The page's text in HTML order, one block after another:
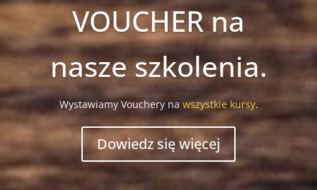
VOUCHER na
nasze szkolenia.
Wystawiamy Vouchery na wszystkie kursy.
Dowiedz się więcej